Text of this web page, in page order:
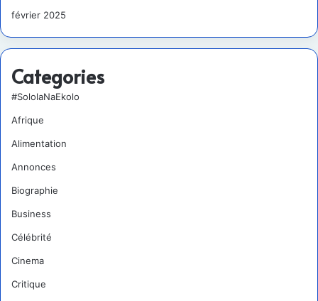
février 2025
Categories
#SololaNaEkolo
Afrique
Alimentation
Annonces
Biographie
Business
Célébrité
Cinema
Critique